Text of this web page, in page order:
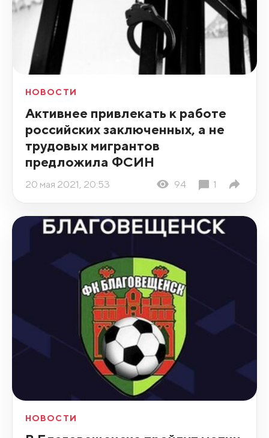
НОВОСТИ
Активнее привлекать к работе
российских заключенных, а не
трудовых мигрантов
предложила ФСИН
20 мая 2021, 20:53 94 1
НОВОСТИ